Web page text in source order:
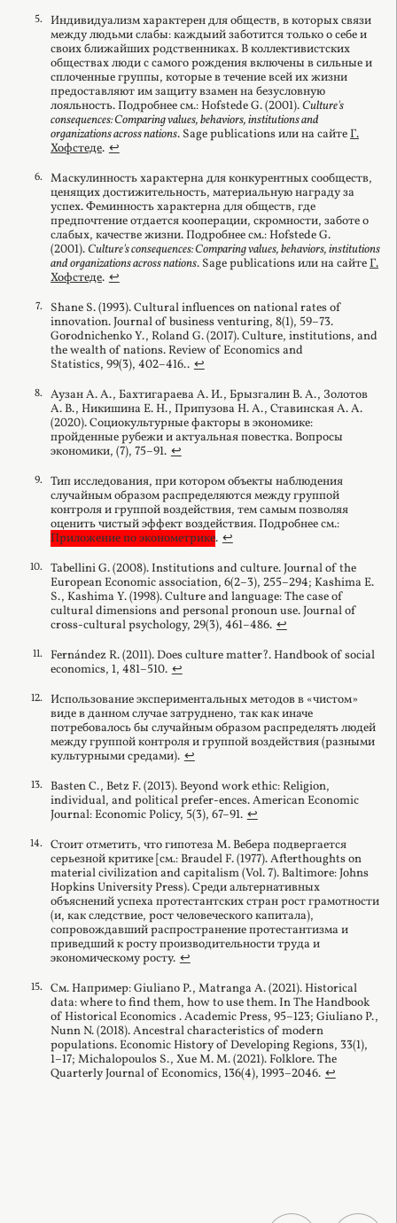
Индивидуализм характерен для обществ, в которых связи
между людьми слабы: каждыий заботится только о себе и
своих ближайших родственниках. В коллективистских
обществах люди с самого рождения включены в сильные и
сплоченные группы, которые в течение всей их жизни
предоставляют им защиту взамен на безусловную
лояльность. Подробнее см.: Hofstede G. (2001).Culture's
consequences: Comparing values, behaviors, institutions and
organizations across nations. Sage publications или на сайтеГ.
Хофстеде. ↩︎
Маскулинность характерна для конкурентных сообществ,
ценящих достижительность, материальную награду за
успех. Феминность характерна для обществ, где
предпочтение отдается кооперации, скромности, заботе о
слабых, качестве жизни. Подробнее см.: Hofstede G.
(2001).Culture's consequences: Comparing values, behaviors, institutions
and organizations across nations. Sage publications или на сайтеГ.
Хофстеде. ↩︎
Shane S. (1993). Cultural influences on national rates of
innovation. Journal of business venturing, 8(1), 59–73.
Gorodnichenko Y., Roland G. (2017). Culture, institutions, and
the wealth of nations. Review of Economics and
Statistics, 99(3), 402–416.. ↩︎
Аузан А. А., Бахтигараева А. И., Брызгалин В. А., Золотов
А. В., Никишина Е. Н., Припузова Н. А., Ставинская А. А.
(2020). Социокультурные факторы в экономике:
пройденные рубежи и актуальная повестка. Вопросы
экономики, (7), 75–91. ↩︎
Тип исследования, при котором объекты наблюдения
случайным образом распределяются между группой
контроля и группой воздействия, тем самым позволяя
оценить чистый эффект воздействия. Подробнее см.:
Приложение по эконометрике. ↩︎
Tabellini G. (2008). Institutions and culture. Journal of the
European Economic association, 6(2–3), 255–294; Kashima E.
S., Kashima Y. (1998). Culture and language: The case of
cultural dimensions and personal pronoun use. Journal of
cross-cultural psychology, 29(3), 461–486. ↩︎
Fernández R. (2011). Does culture matter?. Handbook of social
economics, 1, 481–510. ↩︎
Использование экспериментальных методов в «чистом»
виде в данном случае затруднено, так как иначе
потребовалось бы случайным образом распределять людей
между группой контроля и группой воздействия (разными
культурными средами). ↩︎
Basten C., Betz F. (2013). Beyond work ethic: Religion,
individual, and political prefer-ences. American Economic
Journal: Economic Policy, 5(3), 67–91. ↩︎
Стоит отметить, что гипотеза М. Вебера подвергается
серьезной критике [см.: Braudel F. (1977). Afterthoughts on
material civilization and capitalism (Vol. 7). Baltimore: Johns
Hopkins University Press). Среди альтернативных
объяснений успеха протестантских стран рост грамотности
(и, как следствие, рост человеческого капитала),
сопровождавший распространение протестантизма и
приведший к росту производительности труда и
экономическому росту. ↩︎
См. Например: Giuliano P., Matranga A. (2021). Historical
data: where to find them, how to use them. In The Handbook
of Historical Economics . Academic Press, 95–123; Giuliano P.,
Nunn N. (2018). Ancestral characteristics of modern
populations. Economic History of Developing Regions, 33(1),
1–17; Michalopoulos S., Xue M. M. (2021). Folklore. The
Quarterly Journal of Economics, 136(4), 1993–2046. ↩︎